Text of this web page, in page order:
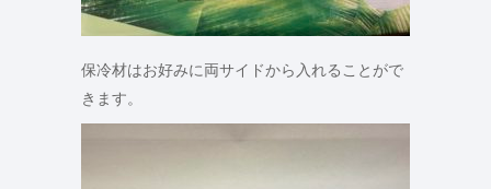
保冷材はお好みに両サイドから入れることがで
きます。